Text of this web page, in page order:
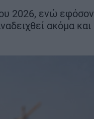
2026, ενώ εφόσον
ακόμα και